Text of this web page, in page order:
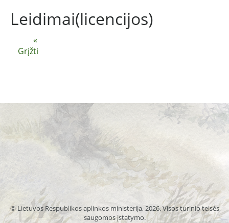
«
Grįžti
Leidimai(licencijos)
© Lietuvos Respublikos aplinkos ministerija, 2026. Visos turinio teisės
saugomos įstatymo.